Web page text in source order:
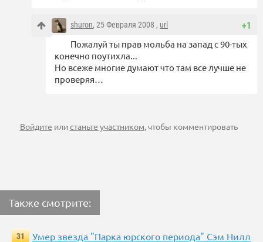
+1
shuron, 25 Февраля 2008 , url
Пожалуй ты прав мольба на запад с 90-тых
конечно поутихла...
Но всеже многие думают что там все лучше не
проверяя…
Войдите илистаньте участником, чтобы комментировать
Также смотрите:
31 Умер звезда "Парка юрского периода" Сэм Нилл